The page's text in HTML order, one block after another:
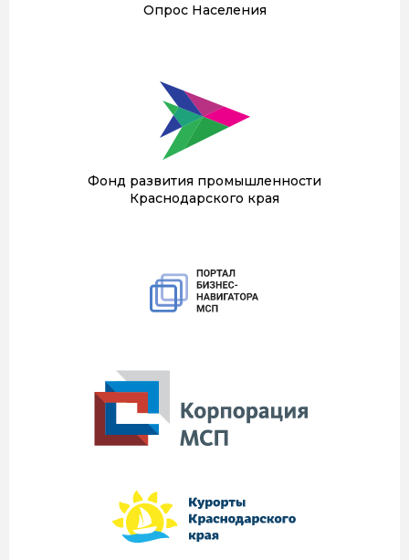
Опрос Населения
Фонд развития промышленности
Краснодарского края